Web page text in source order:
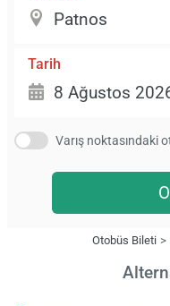
Tarih
Varış noktasındaki
Otobüs Bileti